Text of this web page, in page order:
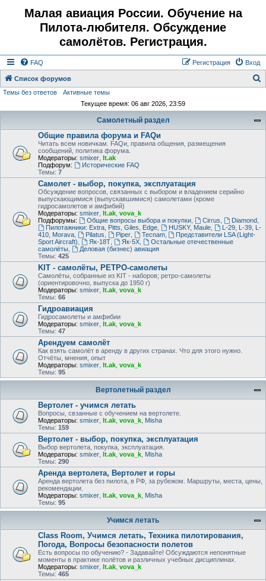
Малая авиация России. Обучение на
Пилота-любителя. Обсуждение
самолётов. Регистрация.
FAQ Вход
Регистрация
Список форумов
Темы без ответов
Активные темы
Текущее время: 06 авг 2026, 23:59
Самолетный раздел
Общие правила форума и FAQи
Читать всем новичкам. FAQи, правила общения, размещения
сообщений, политика форума.
Модераторы: smixer lt.ak
Подфорум:
Исторические FAQ
Темы: 7
Самолет - выбор, покупка, эксплуатация
Обсуждение вопросов, связанных с выбором и владением серийно
выпускающимися (выпускавшимися) самолетами (кроме
гидросамолетов и амфибий)
Модераторы: smixer lt.ak vova_k
Подфорумы:
Общие вопросы выбора и покупки, Cirrus Diamond,
Пилотажники: Extra, Pitts, Giles, Edge, HUSKY, Maule,
L-29, L-39, L-
410, Morava
Pilatus Piper, Tecnam,
Представители LSA (Light-
Sport Aircraft)
Як-18Т, Як-5Х,
Остальные отечественные
самолёты
Деловая (бизнес) авиация
Темы: 425
KIT - самолёты, РЕТРО-самолеты
Самолёты, собранные из KIT - наборов; ретро-самолеты
(ориентировочно, выпуска до 1950 г)
Модераторы: smixer lt.ak vova_k
Темы: 66
Гидроавиация
Гидросамолеты и амфибии
Модераторы: smixer lt.ak vova_k
Темы: 47
Арендуем самолёт
Как взять самолёт в аренду в других странах. Что для этого нужно.
Отчёты, мнения, опыт
Модераторы: smixer lt.ak vova_k
Темы: 95
Вертолетный раздел
Вертолет - учимся летать
Вопросы, свзанные с обучением на вертолете.
Модераторы: smixer lt.ak vova_k Misha
Темы: 159
Вертолет - выбор, покупка, эксплуатация
Выбор вертолета, покупка, эксплуатация.
Модераторы: smixer lt.ak vova_k Misha
Темы: 290
Аренда вертолета, Вертолет и горы
Аренда вертолета без пилота, в РФ, за рубежом. Маршруты, места, цены,
рекомендации.
Модераторы: smixer lt.ak vova_k Misha
Темы: 95
Учимся летать
Class Room, Учимся летать, Техника пилотирования,
Погода, Вопросы безопасности полетов
Есть вопросы по обучению? - Задавайте! Обсуждаются непонятные
моменты в практике полётов и различных учебных дисциплинах.
Модераторы: smixer lt.ak vova_k
Темы: 465